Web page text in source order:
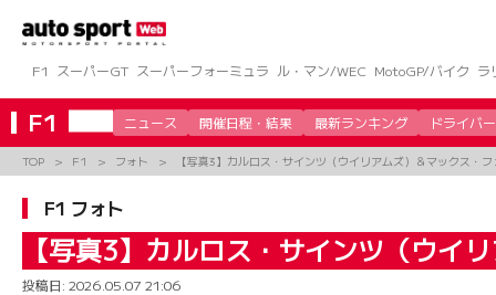
ツ
へ
ス
キ
ッ
F1 スーパーGT スーパーフォーミュラ ル・マン/WEC MotoGP/バイク ラ
F1 ニュース 開催日程・結果 最新ランキング ドライバー
TOP F1 フォト 【写真3】カルロス・サインツ（ウイリアムズ）＆マックス・
F1 フォト
【写真3】カルロス・サインツ（ウイ
投稿日: 2026.05.07 21:06